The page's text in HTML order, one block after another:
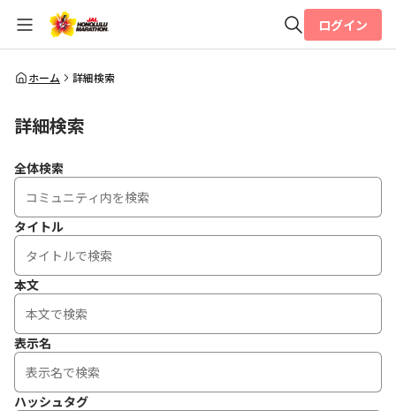
全体検索
ログイン
ホーム 詳細検索
詳細検索
全体検索
タイトル
本文
表示名
ハッシュタグ